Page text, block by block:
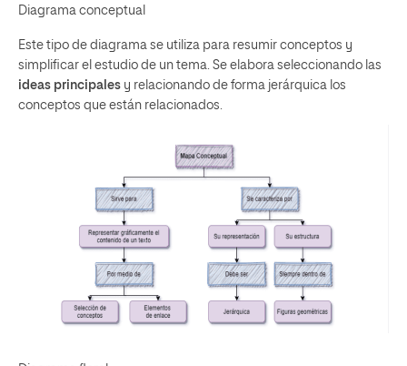
Diagrama conceptual
Este tipo de diagrama se utiliza para resumir conceptos y
simplificar el estudio de un tema. Se elabora seleccionando las
ideas principales y relacionando de forma jerárquica los
conceptos que están relacionados.